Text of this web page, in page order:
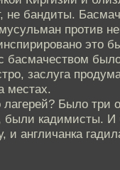
не бандиты.
против
это
басмачеством
заслуга
местах.
Было три
кадимисты. И
и англичанка